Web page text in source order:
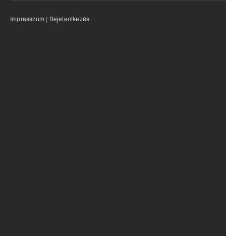
Impresszum | Bejelentkezés